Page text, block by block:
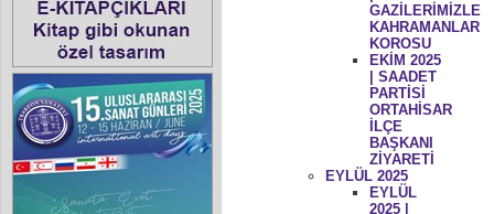
GAZİLERİMİZLE
KAHRAMANLAR
KOROSU
EKİM 2025
| SAADET
PARTİSİ
ORTAHİSAR
İLÇE
BAŞKANI
ZİYARETİ
EYLÜL 2025
EYLÜL
2025 |